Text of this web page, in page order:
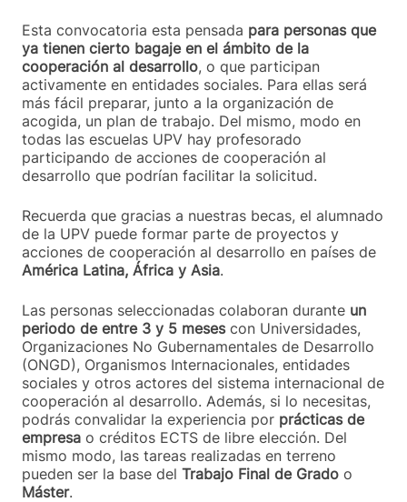
Esta convocatoria esta pensada para personas que
ya tienen cierto bagaje en el ámbito de la
cooperación al desarrollo, o que participan
activamente en entidades sociales. Para ellas será
más fácil preparar, junto a la organización de
acogida, un plan de trabajo. Del mismo, modo en
todas las escuelas UPV hay profesorado
participando de acciones de cooperación al
desarrollo que podrían facilitar la solicitud.
Recuerda que gracias a nuestras becas, el alumnado
de la UPV puede formar parte de proyectos y
acciones de cooperación al desarrollo en países de
América Latina, África y Asia.
Las personas seleccionadas colaboran durante un
periodo de entre 3 y 5 mesescon Universidades,
Organizaciones No Gubernamentales de Desarrollo
(ONGD), Organismos Internacionales, entidades
sociales y otros actores del sistema internacional de
cooperación al desarrollo. Además, si lo necesitas,
podrás convalidar la experiencia por prácticas de
empresa o créditos ECTS de libre elección. Del
mismo modo, las tareas realizadas en terreno
pueden ser la base del Trabajo Final de Grado o
Máster.